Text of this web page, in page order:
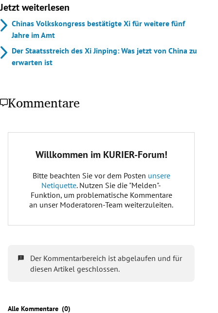
Jetzt weiterlesen
Chinas Volkskongress bestätigte Xi für weitere fünf
Jahre im Amt
Der Staatsstreich des Xi Jinping: Was jetzt von China zu
erwarten ist
Kommentare